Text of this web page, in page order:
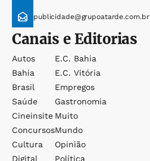
publicidade@grupoatarde.com.br
Canais e Editorias
Autos
Bahia
Brasil
Saúde
Cineinsite
Concursos
Cultura
Digital
E.c. Bahia
E.c. Vitória
Empregos
Gastronomia
Muito
Mundo
Opinião
Política